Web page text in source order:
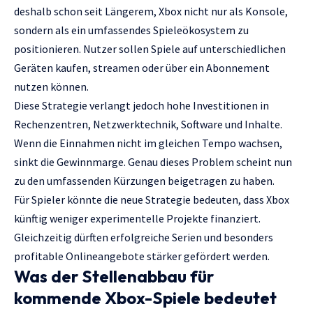
deshalb schon seit Längerem, Xbox nicht nur als Konsole,
sondern als ein umfassendes Spieleökosystem zu
positionieren. Nutzer sollen Spiele auf unterschiedlichen
Geräten kaufen, streamen oder über ein Abonnement
nutzen können.
Diese Strategie verlangt jedoch hohe Investitionen in
Rechenzentren, Netzwerktechnik, Software und Inhalte.
Wenn die Einnahmen nicht im gleichen Tempo wachsen,
sinkt die Gewinnmarge. Genau dieses Problem scheint nun
zu den umfassenden Kürzungen beigetragen zu haben.
Für Spieler könnte die neue Strategie bedeuten, dass Xbox
künftig weniger experimentelle Projekte finanziert.
Gleichzeitig dürften erfolgreiche Serien und besonders
profitable Onlineangebote stärker gefördert werden.
Was der Stellenabbau für
kommende Xbox-Spiele bedeutet